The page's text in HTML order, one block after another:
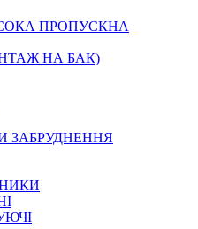
ПАЯЛЬНІ ЛАМПИ
АКСЕСУАРИ
ПРОПУСКНА
НА БАК)
ЗАБРУДНЕННЯ